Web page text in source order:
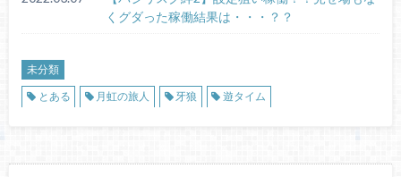
くグダった稼働結果は・・・？？
未分類
とある
月虹の旅人 牙狼 遊タイム